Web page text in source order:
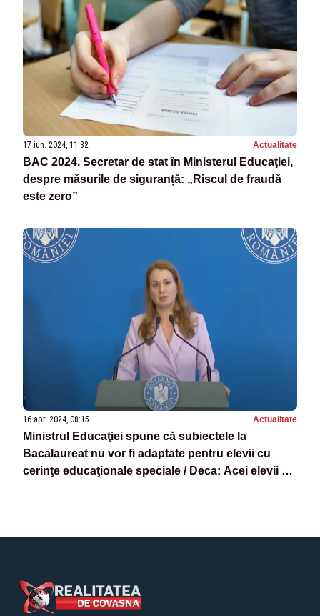
17 iun. 2024, 11:32 Actualitate
BAC 2024. Secretar de stat în Ministerul Educaţiei,
despre măsurile de siguranță: „Riscul de fraudă
este zero”
16 apr. 2024, 08:15 Actualitate
Ministrul Educaţiei spune că subiectele la
Bacalaureat nu vor fi adaptate pentru elevii cu
cerinţe educaţionale speciale / Deca: Acei elevii cu